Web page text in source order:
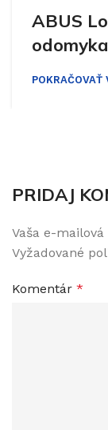
ABUS
POKRAČOVAŤ
PRIDAJ
Vaša e-
Vyžadované
Komentár *